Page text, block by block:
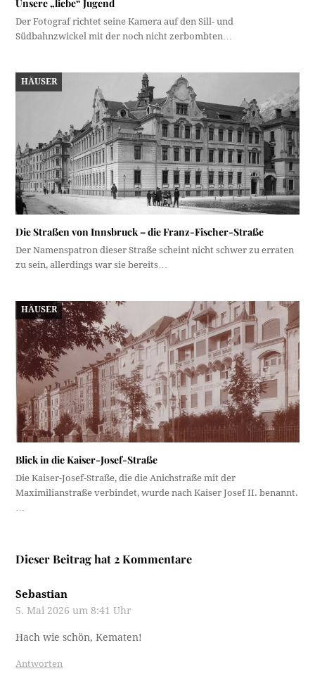
Unsere „liebe“ Jugend
Der Fotograf richtet seine Kamera auf den Sill- und
Südbahnzwickel mit der noch nicht zerbombten…
HÄUSER
Die Straßen von Innsbruck – die Franz-Fischer-Straße
Der Namenspatron dieser Straße scheint nicht schwer zu erraten
zu sein, allerdings war sie bereits…
HÄUSER
Blick in die Kaiser-Josef-Straße
Die Kaiser-Josef-Straße, die die Anichstraße mit der
Maximilianstraße verbindet, wurde nach Kaiser Josef II. benannt.
…
Dieser Beitrag hat 2 Kommentare
Sebastian
5. Mai 2026 um 8:41 Uhr
Hach wie schön, Kematen!
Antworten